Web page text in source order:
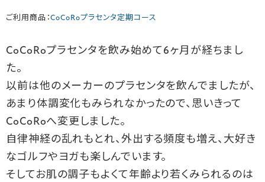
ご利用商品：CoCoRoプラセンタ定期コース
CoCoRoプラセンタを飲み始めて6ヶ月が経ちまし
た。
以前は他のメーカーのプラセンタを飲んでましたが、
あまり体調変化もみられなかったので、思いきって
CoCoRoへ変更しました。
自律神経の乱れもとれ、外出する頻度も増え、大好き
なゴルフやヨガも楽しんでいます。
そしてお肌の調子もよくて年齢より若くみられるのは